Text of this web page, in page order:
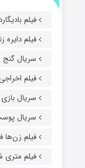
فیلم
فیلم دایره
سریال گنج
فیلم اخراجی
سریال
سریال
فیلم زن‌ها
فیلم